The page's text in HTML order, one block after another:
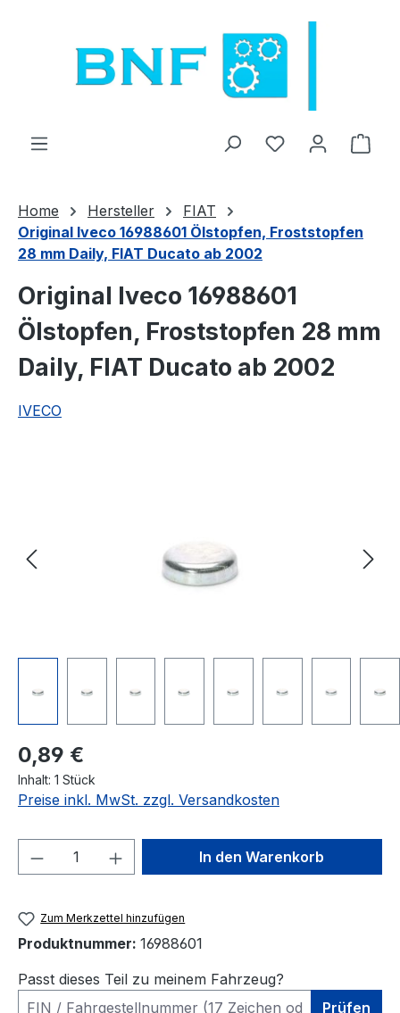
Du hast 0
Home Hersteller
FIAT
Original Iveco 16988601 Ölstopfen, Froststopfen
28 mm Daily, FIAT Ducato ab 2002
Original Iveco 16988601
Ölstopfen, Froststopfen 28 mm
Daily, FIAT Ducato ab 2002
IVECO
Regulärer Preis:
0,89 €
Inhalt: 1 Stück
Preise inkl. MwSt. zzgl. Versandkosten
Produkt Anzahl: Gib denIn den Warenkorb
Zum Merkzettel hinzufügen
Produktnummer: 16988601
Passt dieses Teil zu meinem Fahrzeug?
Prüfen